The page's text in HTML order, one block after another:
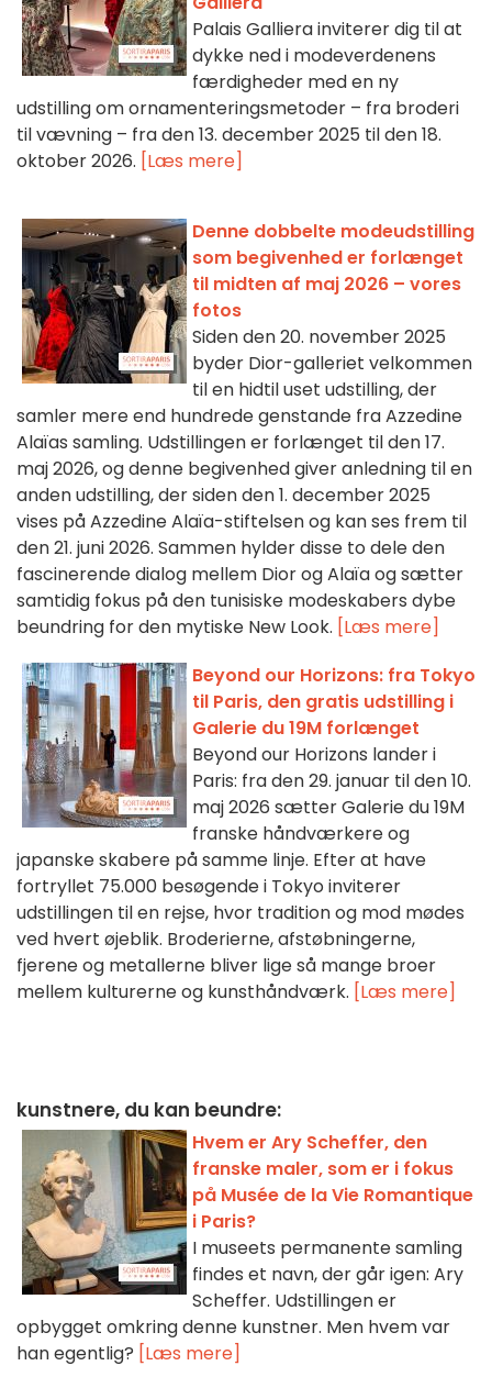
Palais Galliera inviterer dig til at
dykke ned i modeverdenens
færdigheder med en ny
udstilling om ornamenteringsmetoder – fra broderi
til vævning – fra den 13. december 2025 til den 18.
oktober 2026. [Læs mere]
Denne dobbelte modeudstilling
som begivenhed er forlænget
til midten af maj 2026 – vores
fotos
Siden den 20. november 2025
byder Dior-galleriet velkommen
til en hidtil uset udstilling, der
samler mere end hundrede genstande fra Azzedine
Alaïas samling. Udstillingen er forlænget til den 17.
maj 2026, og denne begivenhed giver anledning til en
anden udstilling, der siden den 1. december 2025
vises på Azzedine Alaïa-stiftelsen og kan ses frem til
den 21. juni 2026. Sammen hylder disse to dele den
fascinerende dialog mellem Dior og Alaïa og sætter
samtidig fokus på den tunisiske modeskabers dybe
beundring for den mytiske New Look. [Læs mere]
Beyond our Horizons: fra Tokyo
til Paris, den gratis udstilling i
Galerie du 19M forlænget
Beyond our Horizons lander i
Paris: fra den 29. januar til den 10.
maj 2026 sætter Galerie du 19M
franske håndværkere og
japanske skabere på samme linje. Efter at have
fortryllet 75.000 besøgende i Tokyo inviterer
udstillingen til en rejse, hvor tradition og mod mødes
ved hvert øjeblik. Broderierne, afstøbningerne,
fjerene og metallerne bliver lige så mange broer
mellem kulturerne og kunsthåndværk. [Læs mere]
kunstnere, du kan beundre:
Hvem er Ary Scheffer, den
franske maler, som er i fokus
på Musée de la Vie Romantique
i Paris?
I museets permanente samling
findes et navn, der går igen: Ary
Scheffer. Udstillingen er
opbygget omkring denne kunstner. Men hvem var
han egentlig? [Læs mere]